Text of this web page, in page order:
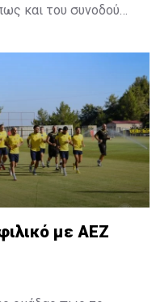
και του συνοδού
αυτοκινήτου,
με ΑΕΖ